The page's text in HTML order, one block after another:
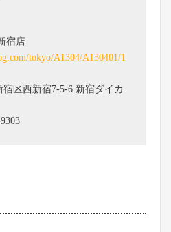
宿店
tokyo/A1304/A130401/1
区西新宿7-5-6 新宿ダイカ